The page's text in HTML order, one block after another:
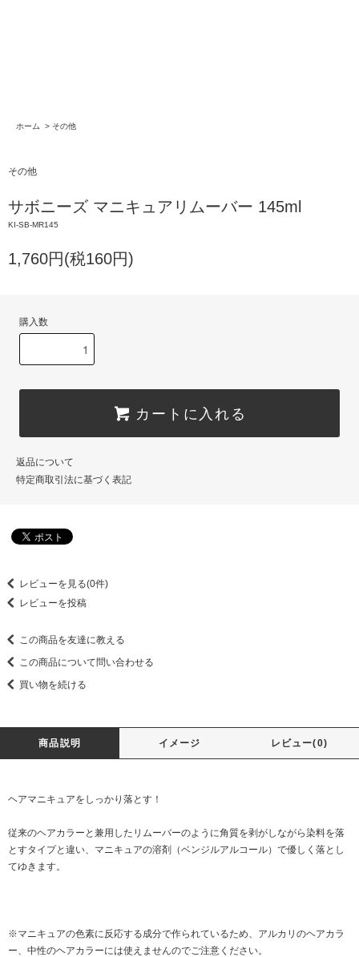
ホーム > その他
その他
サボニーズ マニキュアリムーバー 145ml
KI-SB-MR145
1,760円(税160円)
購入数
カートに入れる
返品について
特定商取引法に基づく表記
レビューを見る(0件)
レビューを投稿
この商品を友達に教える
この商品について問い合わせる
買い物を続ける
商品説明 イメージ レビュー(0)
ヘアマニキュアをしっかり落とす！
従来のヘアカラーと兼用したリムーバーのように角質を剥がしながら染料を落
とすタイプと違い、マニキュアの溶剤（ベンジルアルコール）で優しく落とし
てゆきます。
※マニキュアの色素に反応する成分で作られているため、アルカリのヘアカラ
ー、中性のヘアカラーには使えませんのでご注意ください。